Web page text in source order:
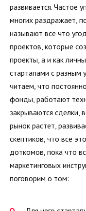
развивается. Частое
многих раздражает,
называют все что
проектов, которые
проекты, а и как
стартапами с разным
читаем, что
фонды, работают
закрываются сделки,
рынок растет,
скептиков, что все
доткомов, пока что
маркетинговых
поговорим о том: